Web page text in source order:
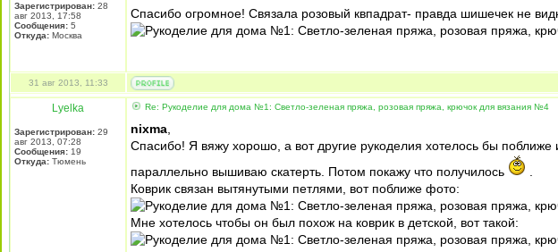
Зарегистрирован: 28
авг 2013, 17:58
Сообщения: 5
Откуда: Москва
Спасибо огромное! Связала розовый квпадрат- правда шишечек не
31 авг 2013, 11:33
Lyelka
Зарегистрирован: 29
авг 2013, 07:28
Сообщения: 19
Откуда: Тюмень
Re: Рукоделие для дома №1: Светло-зеленая пряжа, розовая пряжа, крючок для вязания №4
nixma
Спасибо! Я вяжу хорошо, а вот другие рукоделия хотелось бы
параллельно вышиваю скатерть. Потом покажу что получилось
Коврик связан вытянутыми петлями, вот поближе фото:
Мне хотелось чтобы он был похож на коврик в детской, вот такой: